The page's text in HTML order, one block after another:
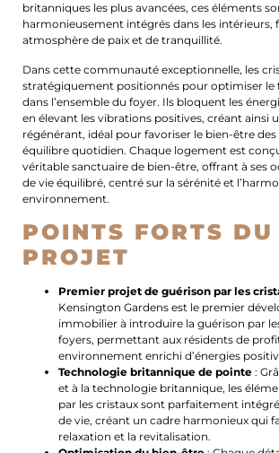
britanniques les plus avancées, ces éléments
harmonieusement intégrés dans les intérieurs,
atmosphère de paix et de tranquillité.
Dans cette communauté exceptionnelle, les
stratégiquement positionnés pour optimiser le
dans l’ensemble du foyer. Ils bloquent les
en élevant les vibrations positives, créant ainsi
régénérant, idéal pour favoriser le bien-être
équilibre quotidien. Chaque logement est
véritable sanctuaire de bien-être, offrant à ses
de vie équilibré, centré sur la sérénité et
environnement.
POINTS FORTS DU
PROJET
Premier projet de guérison par les
Kensington Gardens est le premier
immobilier à introduire la guérison par
foyers, permettant aux résidents de
environnement enrichi d’énergies
Technologie britannique de pointe :
et à la technologie britannique, les
par les cristaux sont parfaitement
de vie, créant un cadre harmonieux qui
relaxation et la revitalisation.